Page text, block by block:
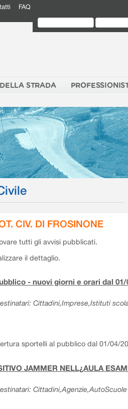
FAQ
STRADA
CIV. DI FROSINONE
tutti gli avvisi pubblicati.
il dettaglio.
- nuovi giorni e orari dal 01/
Cittadini,Imprese,Istituti
sportelli al pubblico dal 01/04/
JAMMER NELL¿AULA
Cittadini,Agenzie,AutoScuole